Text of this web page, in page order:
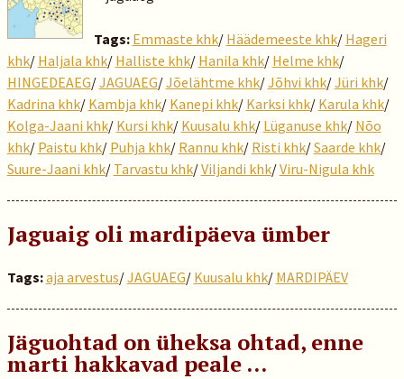
Tags: Emmaste khk/ Häädemeeste khk/ Hageri
khk/ Haljala khk/ Halliste khk/ Hanila khk/ Helme khk/
HINGEDEAEG/JAGUAEG/Jõelähtme khk/Jõhvi khk/Jüri khk/
Kadrina khk/ Kambja khk/ Kanepi khk/ Karksi khk/ Karula khk/
Kolga-Jaani khk/ Kursi khk/ Kuusalu khk/ Lüganuse khk/ Nõo
khk/ Paistu khk/ Puhja khk/ Rannu khk/ Risti khk/Saarde khk/
Suure-Jaani khk/ Tarvastu khk/Viljandi khk/Viru-Nigula khk
Jaguaig oli mardipäeva ümber
Tags:aja arvestus/JAGUAEG/ Kuusalu khk/ MARDIPÄEV
Jäguohtad on üheksa ohtad, enne
marti hakkavad peale …